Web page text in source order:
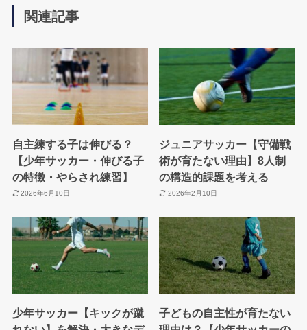
関連記事
自主練する子は伸びる？
【少年サッカー・伸びる子
の特徴・やらされ練習】
2026年6月10日
ジュニアサッカー【守備戦
術が育たない理由】8人制
の構造的課題を考える
2026年2月10日
少年サッカー【キックが蹴
子どもの自主性が育たない